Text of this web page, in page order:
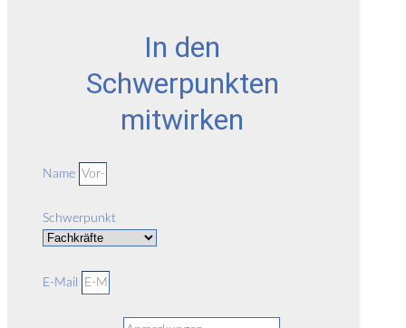
In den
Schwerpunkten
mitwirken
Name
Schwerpunkt
E-Mail